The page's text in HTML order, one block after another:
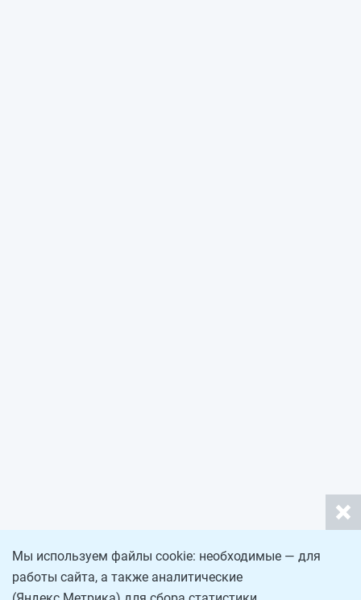
Мы используем файлы cookie: необходимые — для
работы сайта, а также аналитические